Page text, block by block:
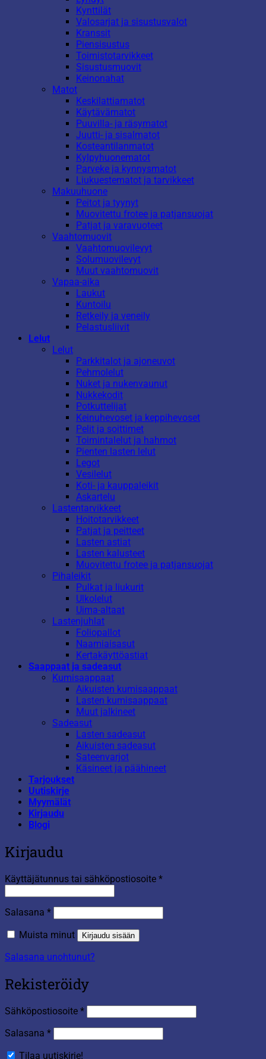
Kynttilät
Valosarjat ja sisustusvalot
Kranssit
Piensisustus
Toimistotarvikkeet
Sisustusmuovit
Keinonahat
Matot
Keskilattiamatot
Käytävämatot
Puuvilla- ja räsymatot
Juutti- ja sisalmatot
Kosteantilanmatot
Kylpyhuonematot
Parveke ja kynnysmatot
Liukuestematot ja tarvikkeet
Makuuhuone
Peitot ja tyynyt
Muovitettu frotee ja patjansuojat
Patjat ja varavuoteet
Vaahtomuovit
Vaahtomuovilevyt
Solumuovilevyt
Muut vaahtomuovit
Vapaa-aika
Laukut
Kuntoilu
Retkeily ja veneily
Pelastusliivit
Lelut
Lelut
Parkkitalot ja ajoneuvot
Pehmolelut
Nuket ja nukenvaunut
Nukkekodit
Potkuttelijat
Keinuhevoset ja keppihevoset
Pelit ja soittimet
Toimintalelut ja hahmot
Pienten lasten lelut
Legot
Vesilelut
Koti- ja kauppaleikit
Askartelu
Lastentarvikkeet
Hoitotarvikkeet
Patjat ja peitteet
Lasten astiat
Lasten kalusteet
Muovitettu frotee ja patjansuojat
Pihaleikit
Pulkat ja liukurit
Ulkolelut
Uima-altaat
Lastenjuhlat
Foliopallot
Naamiaisasut
Kertakäyttöastiat
Saappaat ja sadeasut
Kumisaappaat
Aikuisten kumisaappaat
Lasten kumisaappaat
Muut jalkineet
Sadeasut
Lasten sadeasut
Aikuisten sadeasut
Sateenvarjot
Käsineet ja päähineet
Tarjoukset
Uutiskirje
Myymälät
Kirjaudu
Blogi
Kirjaudu
Käyttäjätunnus tai sähköpostiosoite *Vaaditaan
Salasana *Vaaditaan
Muista minut Kirjaudu sisään
Salasana unohtunut?
Rekisteröidy
Sähköpostiosoite *Vaaditaan
Salasana *Vaaditaan
Tilaa uutiskirje!